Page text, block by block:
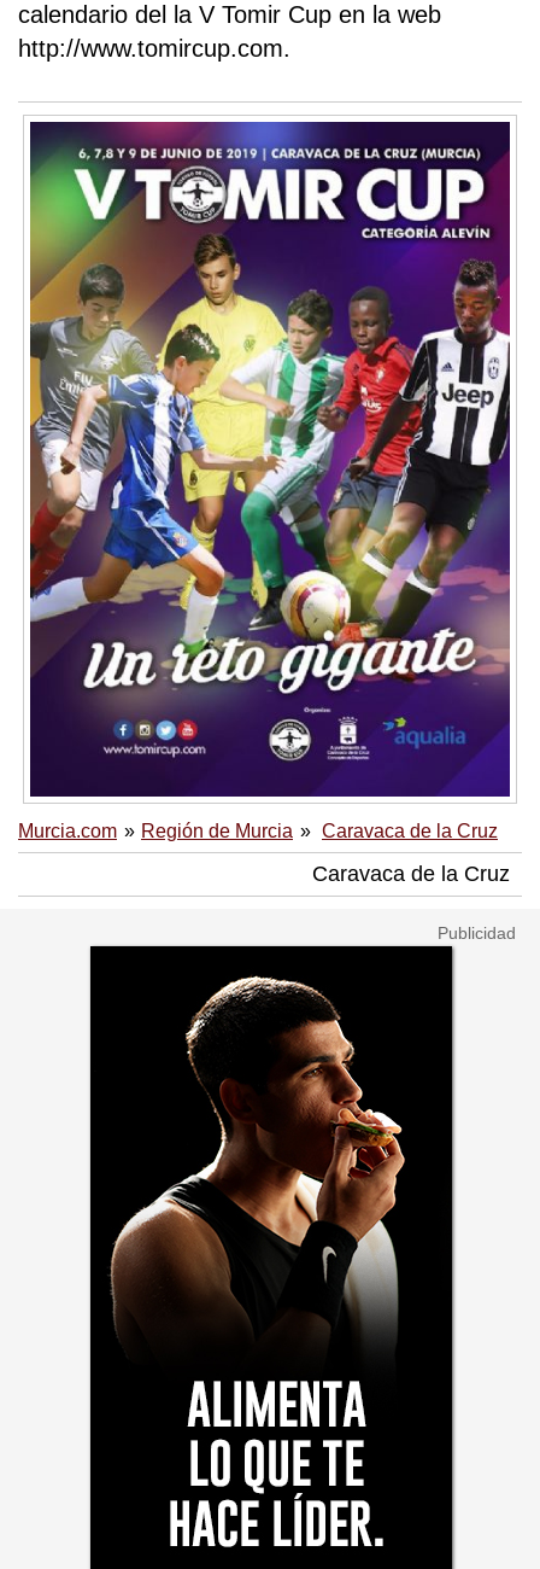
calendario del la V Tomir Cup en la web
http://www.tomircup.com.
Murcia.com Región de Murcia Caravaca de la Cruz
Caravaca de la Cruz